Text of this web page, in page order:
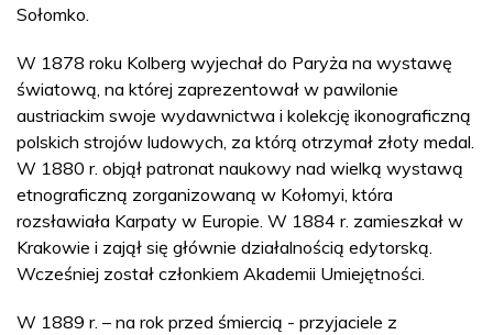
Sołomko.
W 1878 roku Kolberg wyjechał do Paryża na wystawę
światową, na której zaprezentował w pawilonie
austriackim swoje wydawnictwa i kolekcję ikonograficzną
polskich strojów ludowych, za którą otrzymał złoty medal.
W 1880 r. objął patronat naukowy nad wielką wystawą
etnograficzną zorganizowaną w Kołomyi, która
rozsławiała Karpaty w Europie. W 1884 r. zamieszkał w
Krakowie i zajął się głównie działalnością edytorską.
Wcześniej został członkiem Akademii Umiejętności.
W 1889 r. – na rok przed śmiercią - przyjaciele z